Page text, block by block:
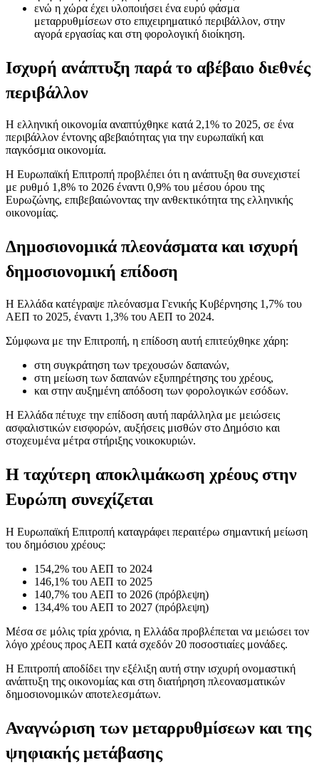
ενώ η χώρα έχει υλοποιήσει ένα ευρύ φάσμα
μεταρρυθμίσεων στο επιχειρηματικό περιβάλλον, στην
αγορά εργασίας και στη φορολογική διοίκηση.
Ισχυρή ανάπτυξη παρά το αβέβαιο διεθνές
περιβάλλον
Η ελληνική οικονομία αναπτύχθηκε κατά 2,1% το 2025, σε ένα
περιβάλλον έντονης αβεβαιότητας για την ευρωπαϊκή και
παγκόσμια οικονομία.
Η Ευρωπαϊκή Επιτροπή προβλέπει ότι η ανάπτυξη θα συνεχιστεί
με ρυθμό 1,8% το 2026 έναντι 0,9% του μέσου όρου της
Ευρωζώνης, επιβεβαιώνοντας την ανθεκτικότητα της ελληνικής
οικονομίας.
Δημοσιονομικά πλεονάσματα και ισχυρή
δημοσιονομική επίδοση
Η Ελλάδα κατέγραψε πλεόνασμα Γενικής Κυβέρνησης 1,7% του
ΑΕΠ το 2025, έναντι 1,3% του ΑΕΠ το 2024.
Σύμφωνα με την Επιτροπή, η επίδοση αυτή επιτεύχθηκε χάρη:
στη συγκράτηση των τρεχουσών δαπανών,
στη μείωση των δαπανών εξυπηρέτησης του χρέους,
και στην αυξημένη απόδοση των φορολογικών εσόδων.
Η Ελλάδα πέτυχε την επίδοση αυτή παράλληλα με μειώσεις
ασφαλιστικών εισφορών, αυξήσεις μισθών στο Δημόσιο και
στοχευμένα μέτρα στήριξης νοικοκυριών.
Η ταχύτερη αποκλιμάκωση χρέους στην
Ευρώπη συνεχίζεται
Η Ευρωπαϊκή Επιτροπή καταγράφει περαιτέρω σημαντική μείωση
του δημόσιου χρέους:
154,2% του ΑΕΠ το 2024
146,1% του ΑΕΠ το 2025
140,7% του ΑΕΠ το 2026 (πρόβλεψη)
134,4% του ΑΕΠ το 2027 (πρόβλεψη)
Μέσα σε μόλις τρία χρόνια, η Ελλάδα προβλέπεται να μειώσει τον
λόγο χρέους προς ΑΕΠ κατά σχεδόν 20 ποσοστιαίες μονάδες.
Η Επιτροπή αποδίδει την εξέλιξη αυτή στην ισχυρή ονομαστική
ανάπτυξη της οικονομίας και στη διατήρηση πλεονασματικών
δημοσιονομικών αποτελεσμάτων.
Αναγνώριση των μεταρρυθμίσεων και της
ψηφιακής μετάβασης